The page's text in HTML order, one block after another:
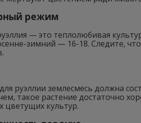
режим
— это теплолюбивая
зимний — 16-18. Следите,
руэллии землесмесь должна
такое растение достаточно
цветущих культур.